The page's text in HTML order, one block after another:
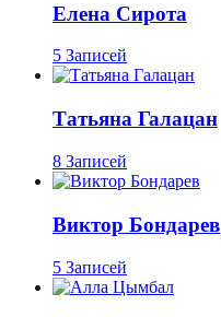
Елена Сирота
5 Записей
Татьяна Галацан
8 Записей
Виктор Бондарев
5 Записей